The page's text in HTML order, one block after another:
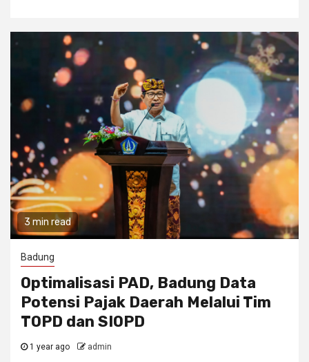
3 min read
Badung
Optimalisasi PAD, Badung Data
Potensi Pajak Daerah Melalui Tim
TOPD dan SIOPD
1 year ago admin